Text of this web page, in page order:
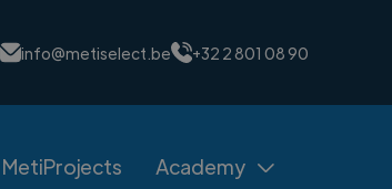
info@metiselect.be +32 2 801 08 90
MetiProjects Academy 